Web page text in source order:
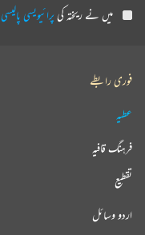
میں نے ریختہ کیپرائیویسی پالیسی
فوری رابطے
عطیہ
فرہنگ قافیہ
تقطیع
اردو وسائل